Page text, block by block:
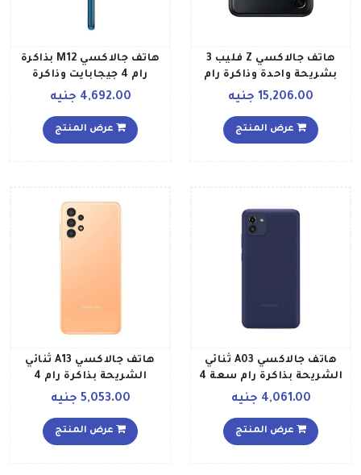
هاتف جالاكسي Z فليب 3
بشريحة واحدة وذاكرة رام
سعة 8 جيجابايت وذاكرة
ويدعم تقنية 5G، لون أسود
فانتوم إصدار عالمي
15,206.00 جنيه
عرض المنتج
هاتف جالاكسي M12 بذاكرة
رام 4 جيجابايت وذاكرة
داخلية 128 جيجابايت يدعم4,692.00 جنيه
عرض المنتج
هاتف جالاكسي A03 ثنائي
الشريحة بذاكرة رام سعة 4
جيجابايت وذاكرة داخلية
تقنية 4G LTE، لون أزرق
إصدار الشرق الأوسط
4,061.00 جنيه
عرض المنتج
هاتف جالاكسي A13 ثنائي
الشريحة بذاكرة رام 4
إصدار الشرق الأوسط لون
5,053.00 جنيه
عرض المنتج